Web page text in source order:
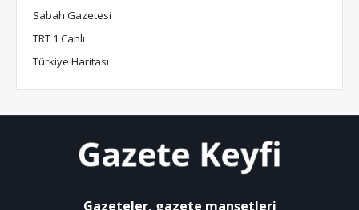
Sabah Gazetesi
TRT 1 Canlı
Türkiye Haritası
Gazeteler, gazete manşetleri